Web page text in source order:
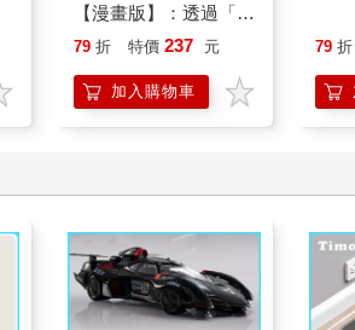
【漫畫版】：透過「小
行動」打開大腦的行動
「行動派」的37個科
學方法
79 折 特價 237 元
加入購物車
79 折